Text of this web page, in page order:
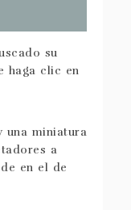
su
haga clic en
una miniatura
a
en el de